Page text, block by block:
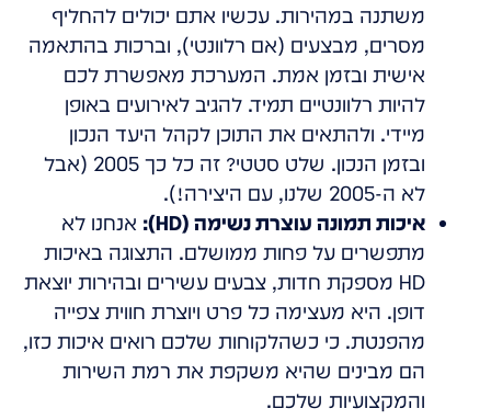
משתנה במהירות. עכשיו אתם יכולים להחליף
מסרים, מבצעים (אם רלוונטי), וברכות בהתאמה
אישית ובזמן אמת. המערכת מאפשרת לכם
להיות רלוונטיים תמיד. להגיב לאירועים באופן
מיידי. ולהתאים את התוכן לקהל היעד הנכון
ובזמן הנכון. שלט סטטי? זה כל כך 2005 (אבל
לא ה-2005 שלנו, עם היצירה!).
איכות תמונה עוצרת נשימה (HD):
אנחנו לא
מתפשרים על פחות ממושלם. התצוגה באיכות
HD מספקת חדות, צבעים עשירים ובהירות יוצאת
דופן. היא מעצימה כל פרט ויוצרת חווית צפייה
מהפנטת. כי כשהלקוחות שלכם רואים איכות כזו,
הם מבינים שהיא משקפת את רמת השירות
והמקצועיות שלכם.